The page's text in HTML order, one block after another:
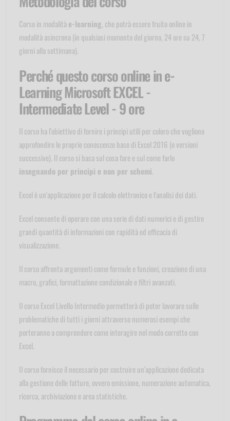
Corso in modalità e-learning, che potrà essere fruito online in
modalità asincrona (in qualsiasi momento del giorno, 24 ore su 24, 7
giorni alla settimana).
Perché questo corso online in e-
Learning Microsoft EXCEL -
Intermediate Level - 9 ore
Il corso ha l'obiettivo di fornire i principi utili per coloro che vogliono
approfondire le proprie conoscenze base di Excel 2016 (o versioni
successive). Il corso si basa sul cosa fare e sul come farlo
insegnando per principi e non per schemi.
Excel è un'applicazione per il calcolo elettronico e l'analisi dei dati.
Excel consente di operare con una serie di dati numerici e di gestire
grandi quantità di informazioni con rapidità ed efficacia di
visualizzazione.
Il corso affronta argomenti come formule e funzioni, creazione di una
macro, grafici, formattazione condizionale e filtri avanzati.
Il corso Excel Livello Intermedio permetterà di poter lavorare sulle
problematiche di tutti i giorni attraverso numerosi esempi che
porteranno a comprendere come interagire nel modo corretto con
Excel.
Il corso fornisce il necessario per costruire un'applicazione dedicata
alla gestione delle fatture, ovvero emissione, numerazione automatica,
ricerca, archiviazione e area statistiche.